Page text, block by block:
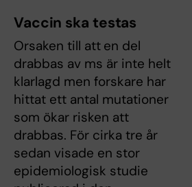
Vaccin ska testas
Orsaken till att en del
drabbas av ms är inte helt
klarlagd men forskare har
hittat ett antal mutationer
som ökar risken att
drabbas. För cirka tre år
sedan visade en stor
epidemiologisk studie